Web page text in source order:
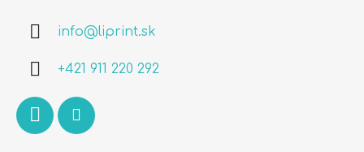
info@liprint.sk
+421 911 220 292